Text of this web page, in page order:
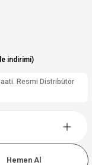
indirimi)
Resmi Distribütör
Hemen Al